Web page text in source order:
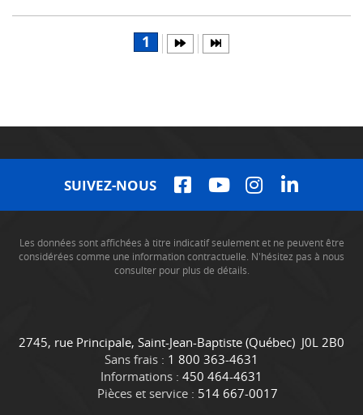
1
SUIVEZ-NOUS
Les données sont affichées à titre indicatif seulement et ne peuvent être
considérées comme une information contractuelle. N'hésitez pas à nous
consulter pour plus de détails.
C
o
n
t
C
a
m
i
2745, rue Principale, Saint-Jean-Baptiste (Québec) J0L 2B0
Sans frais : 1 800 363-4631
Informations : 450 464-4631
Pièces et service : 514 667-0017